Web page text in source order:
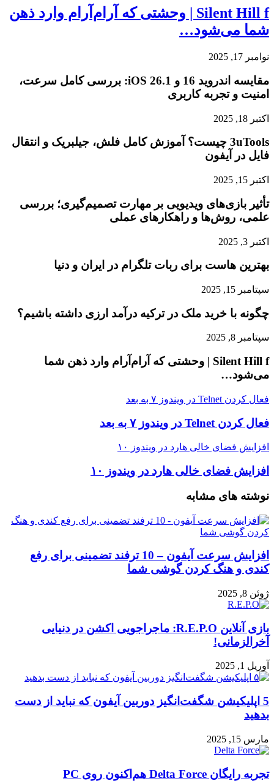
Silent Hill f | وحشتی که آرام‌آرام وارد ذهن
شما می‌شود…
نوامبر 17, 2025
مقایسه اندروید 16 و iOS 26.1: بررسی کامل سرعت،
امنیت و تجربه کاربری
اکتبر 18, 2025
3uTools چیست؟ آموزش کامل فلش، جیلبریک و انتقال
فایل در آیفون
اکتبر 15, 2025
تأثیر بازی‌های ویدیویی بر مهارت تصمیم‌گیری؛ بررسی
علمی، روش‌ها و راهکارهای عملی
اکتبر 3, 2025
بهترین هاست برای ربات تلگرام در ایران و دنیا
سپتامبر 15, 2025
چگونه با خرید ملک در ترکیه درآمد ارزی داشته باشیم؟
سپتامبر 8, 2025
Silent Hill f | وحشتی که آرام‌آرام وارد ذهن شما
می‌شود…
فعال کردن Telnet در ویندوز ۷ به بعد
فعال کردن Telnet در ویندوز ۷ به بعد
افزایش فضای خالی هارد در ویندوز ۱۰
افزایش فضای خالی هارد در ویندوز ۱۰
نوشته های مشابه
افزایش سرعت آیفون – 10 ترفند تضمینی برای رفع
کندی و هنگ کردن گوشی شما
ژوئن 8, 2025
بازی آنلاین R.E.P.O: ماجراجویی اکشن در دنیایی
آخرالزمانی!
آوریل 1, 2025
5 اپلیکیشن شگفت‌انگیز دوربین آیفون که نباید از دست
بدهید
مارس 15, 2025
تجربه رایگان Delta Force هم‌اکنون روی PC